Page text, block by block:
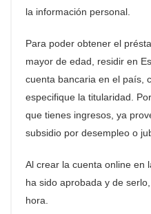
la información personal.
Para poder obtener el
mayor de edad, residir en
cuenta bancaria en el país,
especifique la titularidad.
que tienes ingresos, ya
subsidio por desempleo o
Al crear la cuenta online en
ha sido aprobada y de
hora.